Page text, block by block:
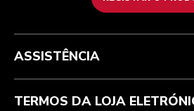
Health Check
Atendimento ao cliente
Acompanhar a sua encomenda
Garantia e documentos
Perguntas frequentes
Termos e condições
Envio e entrega
Devoluções e reembolsos
Marca
ODR
A marca
A nossa história
ASSISTÊNCIA
TERMOS DA LOJA